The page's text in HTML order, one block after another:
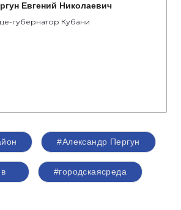
Евгений Николаевич
губернатор Кубани
#Александр Пергун
#городскаясреда